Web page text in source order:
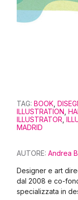
TAG: BOOK
ILLUSTRATION
ILLUSTRATOR
MADRID
AUTORE: Andrea
Designer e art
dal 2008 e co-
specializzata in